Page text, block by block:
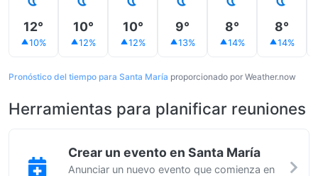
12°
10%
10°
12%
10°
12%
9°
13%
8°
14%
8°
14%
Pronóstico del tiempo para Santa María proporcionado por Weather.now
Herramientas para planificar reuniones
Crear un evento en Santa María
Anunciar un nuevo evento que comienza en